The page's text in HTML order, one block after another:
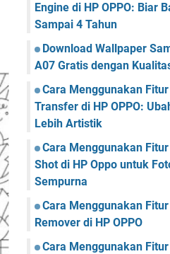
Engine di HP OPPO: Biar
Sampai 4 Tahun
Download Wallpaper
A07 Gratis dengan
Cara Menggunakan
Transfer di HP OPPO:
Lebih Artistik
Cara Menggunakan
Shot di HP Oppo untuk
Sempurna
Cara Menggunakan
Remover di HP OPPO
Cara Menggunakan